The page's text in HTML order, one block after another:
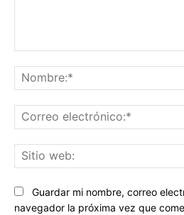
Guardar mi nombre, correo
navegador la próxima vez que